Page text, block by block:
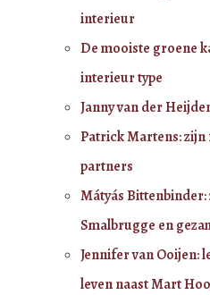
interieur
De mooiste groene
interieur type
Janny van der
Patrick Martens:
partners
Mátyás
Smalbrugge en
Jennifer van Ooijen:
leven naast Mart